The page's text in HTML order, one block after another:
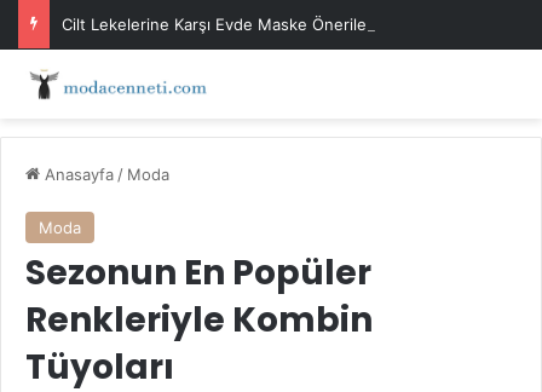
Cilt Lekelerine Karşı Evde Maske Önerileri
Anasayfa / Moda
Moda
Sezonun En Popüler
Renkleriyle Kombin
Tüyoları